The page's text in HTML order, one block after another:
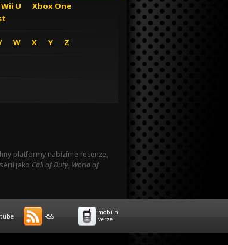
Wii U
Xbox One
W X Y Z
platformy nabízíme recenze,
jako Call of Duty, World of
RSS
mobilní
verze